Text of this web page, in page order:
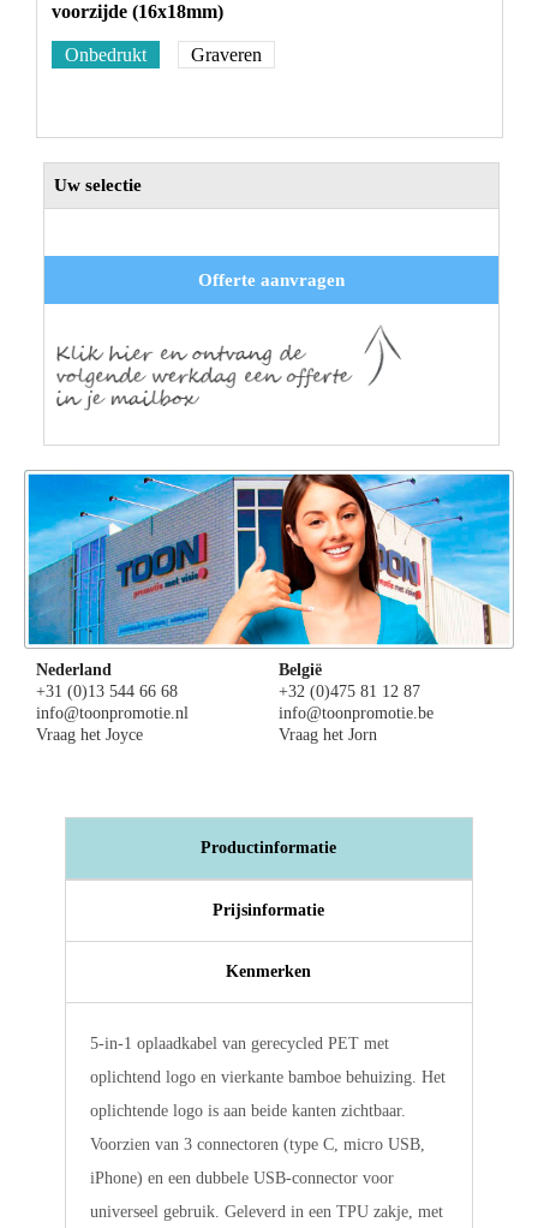
voorzijde (16x18mm)
Onbedrukt Graveren
Uw selectie
Offerte aanvragen
Nederland
+31 (0)13 544 66 68
info@toonpromotie.nl
Vraag het Joyce
België
+32 (0)475 81 12 87
info@toonpromotie.be
Vraag het Jorn
Productinformatie
Prijsinformatie
Kenmerken
5-in-1 oplaadkabel van gerecycled PET met
oplichtend logo en vierkante bamboe behuizing. Het
oplichtende logo is aan beide kanten zichtbaar.
Voorzien van 3 connectoren (type C, micro USB,
iPhone) en een dubbele USB-connector voor
universeel gebruik. Geleverd in een TPU zakje, met